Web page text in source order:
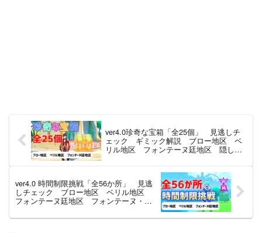
ver4.0珍奇な宝箱「全25個」 見逃しチ
ェック ギミック解説 ブロー地区 ベ
リル地区 フォンテーヌ廷地区 隠し宝
ver4.0 時間制限挑戦「全56か所」 見逃
しチェック ブロー地区 ベリル地区
フォンテーヌ廷地区 フォンテーヌ・澄
ンテーヌ 【ver4.0攻略】 原神